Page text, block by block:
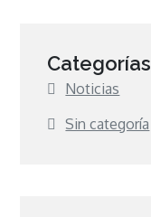
Categorías
Noticias
Sin categoría